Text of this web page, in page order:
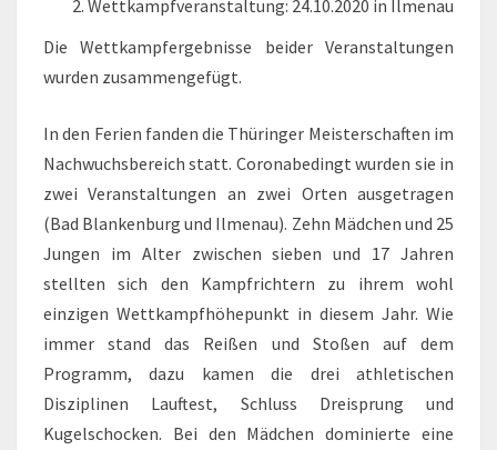
Wettkampfveranstaltung: 24.10.2020 in Ilmenau
Die Wettkampfergebnisse beider Veranstaltungen
wurden zusammengefügt.
In den Ferien fanden die Thüringer Meisterschaften im
Nachwuchsbereich statt. Coronabedingt wurden sie in
zwei Veranstaltungen an zwei Orten ausgetragen
(Bad Blankenburg und Ilmenau). Zehn Mädchen und 25
Jungen im Alter zwischen sieben und 17 Jahren
stellten sich den Kampfrichtern zu ihrem wohl
einzigen Wettkampfhöhepunkt in diesem Jahr. Wie
immer stand das Reißen und Stoßen auf dem
Programm, dazu kamen die drei athletischen
Disziplinen Lauftest, Schluss Dreisprung und
Kugelschocken. Bei den Mädchen dominierte eine